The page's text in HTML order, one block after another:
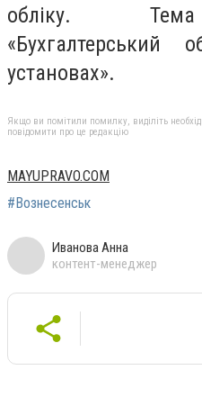
обліку. Тема
«Бухгалтерський
установах».
Якщо ви помітили помилку, виділіть
повідомити про це редакцію
MAYUPRAVO.COM
#Вознесенськ
Иванова Анна
контент-менеджер